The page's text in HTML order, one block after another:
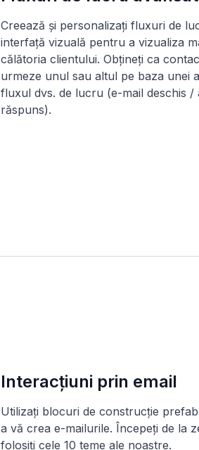
Creează și personalizați fluxuri de
interfață vizuală pentru a vizualiza
călătoria clientului. Obțineți ca
urmeze unul sau altul pe baza unei
fluxul dvs. de lucru (e-mail deschis /
răspuns).
Interacțiuni prin email
Utilizați blocuri de construcție
a vă crea e-mailurile. Începeți de la
folosiți cele 10 teme ale noastre.